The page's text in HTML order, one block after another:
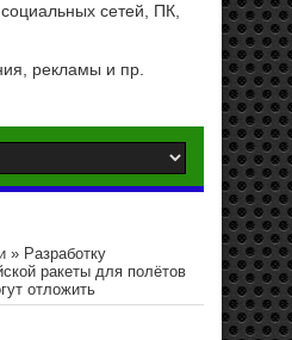
сетей, ПК,
рекламы и пр.
» Разработку
ракеты для полётов
отложить